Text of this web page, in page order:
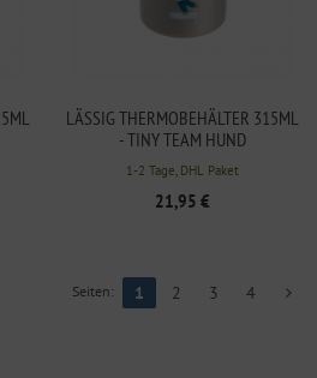
LÄSSIG THERMOBEHÄLTER 315ML
- TINY TEAM HUND
1-2 Tage, DHL Paket
21,95 €
Seiten: 1 2 3 4